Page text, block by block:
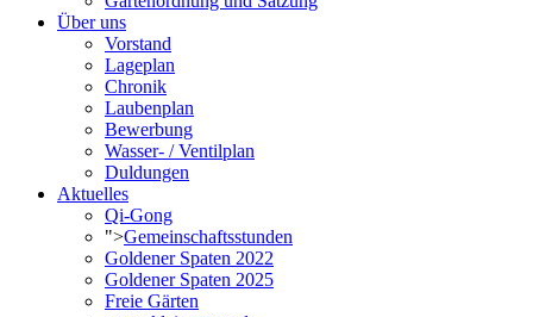
Über uns
Vorstand
Lageplan
Chronik
Laubenplan
Bewerbung
Wasser- / Ventilplan
Duldungen
Aktuelles
Qi-Gong
">Gemeinschaftsstunden
Goldener Spaten 2022
Goldener Spaten 2025
Freie Gärten